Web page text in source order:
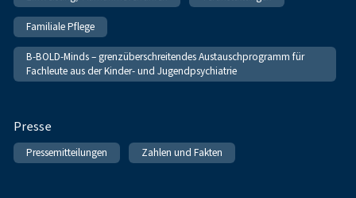
Familiale Pflege
B-BOLD-Minds – grenzüberschreitendes Austauschprogramm für
Fachleute aus der Kinder- und Jugendpsychiatrie
Presse
Pressemitteilungen Zahlen und Fakten